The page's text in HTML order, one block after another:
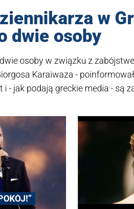
w
dwie osoby
osoby w związku z
Karaiwaza -
i - jak podają greckie media - są